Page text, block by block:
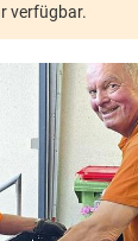
verfügbar.